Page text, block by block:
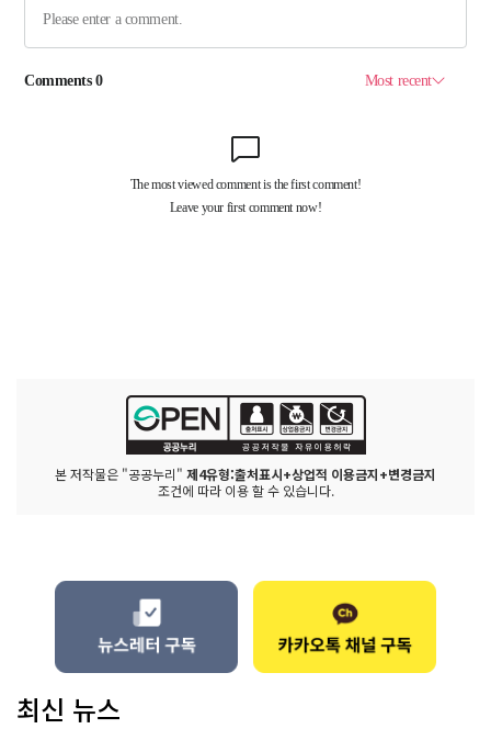
본 저작물은 "공공누리" 제4유형:출처표시+상업적 이용금지+변경금지
조건에 따라 이용 할 수 있습니다.
최신 뉴스